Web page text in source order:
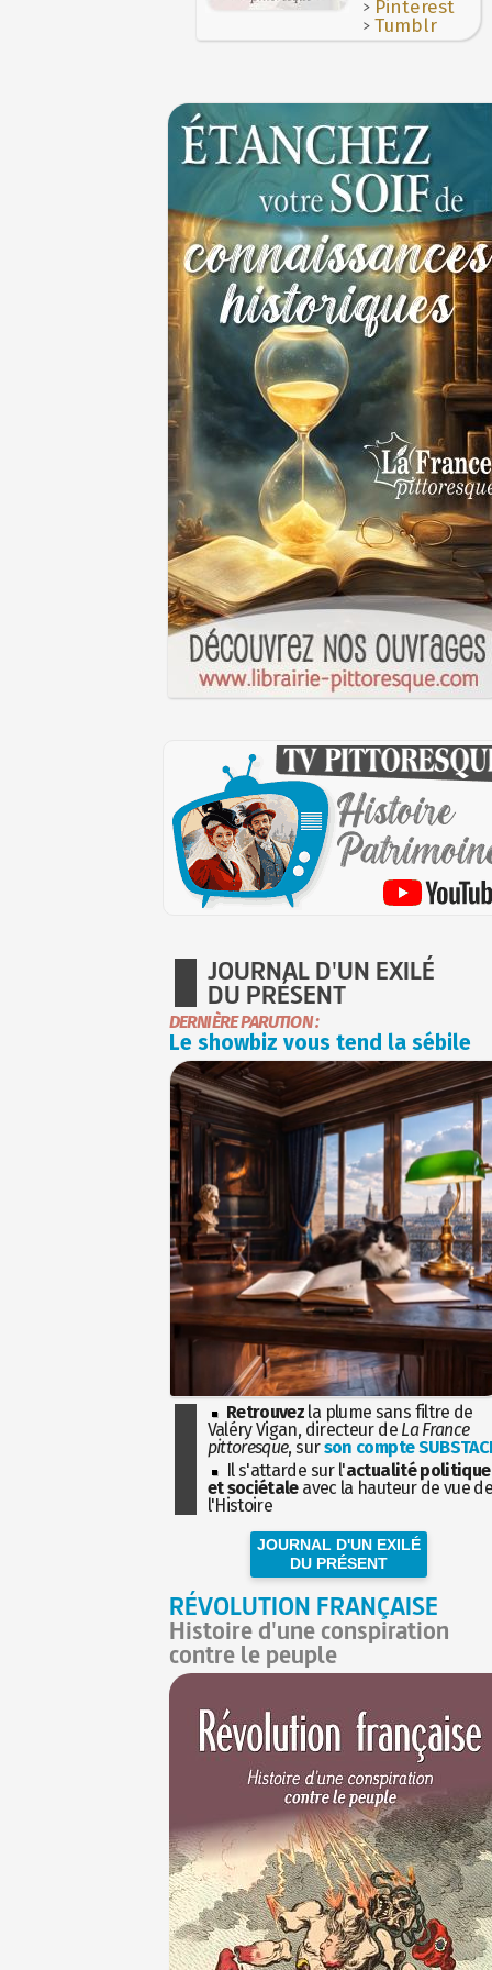
JOURNAL D'UN EXILÉ
DU PRÉSENT
DERNIÈRE PARUTION :
Le showbiz vous tend la sébile
Retrouvez la plume sans filtre de
Valéry Vigan, directeur de La France
pittoresque, surson compte
Il s'attarde sur l'actualité politique
et sociétaleavec la hauteur de vue
l'Histoire
JOURNAL D'UN EXILÉ
DU PRÉSENT
RÉVOLUTION FRANÇAISE
Histoire d'une conspiration
contre le peuple
1er juillet 1903 : début du premier Tour
1ER JUILLET
Thérapeutique alcoolique au Moyen Âge
donné en 1671 par le prince de Condé à
> Pinterest
>Tumblr